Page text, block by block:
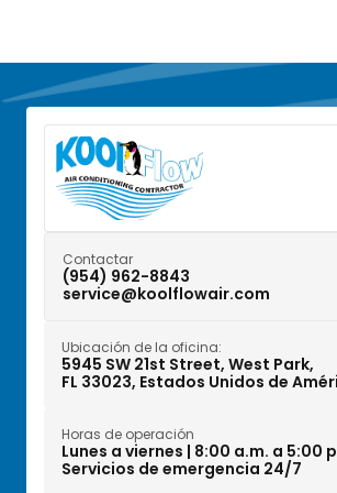
Contactar
(954) 962-8843
service@koolflowair.com
Ubicación de la oficina:
5945 SW 21st Street, West Park,
FL 33023, Estados Unidos de
Horas de operación
Lunes a viernes | 8:00 a.m. a 5:00
Servicios de emergencia 24/7